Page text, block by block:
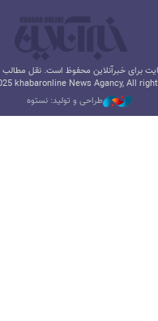
برای خبرآنلاین محفوظ است. نقل مطالب
khabaronline News Agancy, All
طراحی و تولید: نستوه